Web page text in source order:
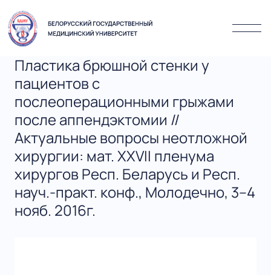
Пластика брюшной стенки у
пациентов с
послеоперационными грыжами
после аппендэктомии //
Актуальные вопросы неотложной
хирургии: мат. XXVII пленума
хирургов Респ. Беларусь и Респ.
науч.-практ. конф., Молодечно, 3–4
нояб. 2016г.